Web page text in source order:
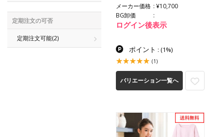
定期注文の可否
定期注文可能(2)
メーカー価格
¥10,700
BG卸価
ログイン後表示
ポイント : (1%)
(1)
バリエーション一覧へ